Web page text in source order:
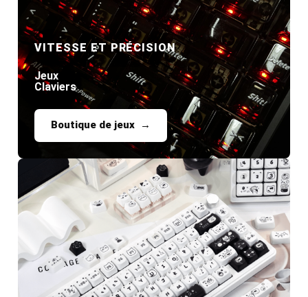
VITESSE ET PRÉCISION
Jeux
Claviers
Boutique de jeux